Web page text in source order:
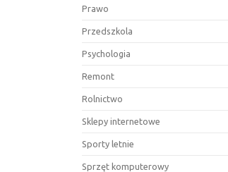
Prawo
Przedszkola
Psychologia
Remont
Rolnictwo
Sklepy internetowe
Sporty letnie
Sprzęt komputerowy